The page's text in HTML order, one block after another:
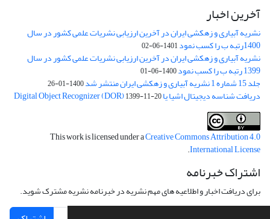
آخرین اخبار
نشریه آبیاری و زهکشی ایران در آخرین ارزیابی نشریات علمی کشور در سال
1400رتبه ب را کسب نمود 1401-06-02
نشریه آبیاری و زهکشی ایران در آخرین ارزیابی نشریات علمی کشور در سال
1399 رتبه ب را کسب نمود 1400-06-01
جلد 15 شماره 1 نشریه آبیاری و زهکشی ایران منتشر شد 1400-01-26
دریافت شناسه دیجیتال اشیا یا Digital Object Recognizer (DOR)1399-11-20
This work is licensed under aCreative Commons Attribution 4.0
International License
.
اشتراک خبرنامه
برای دریافت اخبار و اطلاعیه های مهم نشریه در خبرنامه نشریه مشترک شوید.